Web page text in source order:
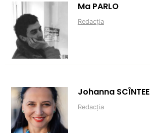
Ma PARLO
Redacția
Johanna SCÎNTEE
Redacția